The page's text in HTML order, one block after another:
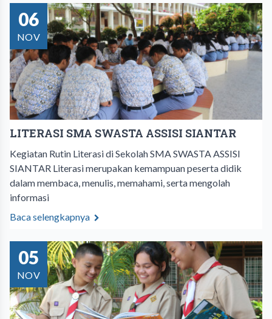
06
NOV
LITERASI SMA SWASTA ASSISI SIANTAR
Kegiatan Rutin Literasi di Sekolah SMA SWASTA ASSISI
SIANTAR Literasi merupakan kemampuan peserta didik
dalam membaca, menulis, memahami, serta mengolah
informasi
Baca selengkapnya
05
NOV